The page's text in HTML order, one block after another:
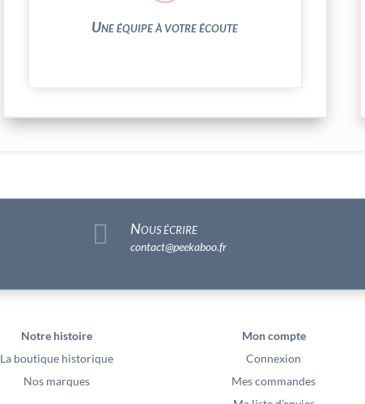
Une équipe à votre écoute
N’hésitez pas à nous solliciter
 Nous écrire
contact@peekaboo.fr
Notre histoire
La boutique historique
Nos marques
Mon compte
Connexion
Mes commandes